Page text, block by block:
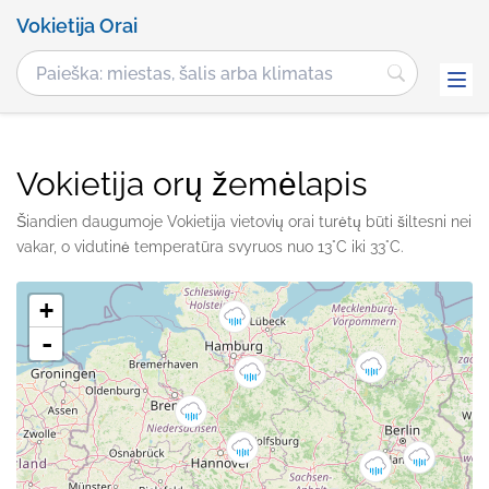
Vokietija Orai
Vokietija orų žemėlapis
Šiandien daugumoje Vokietija vietovių orai turėtų būti šiltesni nei
vakar, o vidutinė temperatūra svyruos nuo 13°C iki 33°C.
+
-